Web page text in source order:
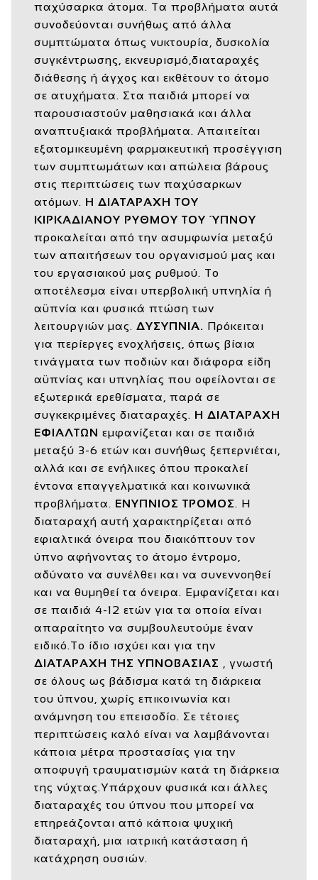
παχύσαρκα άτομα. Τα προβλήματα αυτά
συνοδεύονται συνήθως από άλλα
συμπτώματα όπως νυκτουρία, δυσκολία
συγκέντρωσης, εκνευρισμό,διαταραχές
διάθεσης ή άγχος και εκθέτουν το άτομο
σε ατυχήματα. Στα παιδιά μπορεί να
παρουσιαστούν μαθησιακά και άλλα
αναπτυξιακά προβλήματα. Απαιτείται
εξατομικευμένη φαρμακευτική προσέγγιση
των συμπτωμάτων και απώλεια βάρους
στις περιπτώσεις των παχύσαρκων
ατόμων. Η ΔΙΑΤΑΡΑΧΗ ΤΟΥ
ΚΙΡΚΑΔΙΑΝΟΥ ΡΥΘΜΟΥ ΤΟΥ ΎΠΝΟΥ
προκαλείται από την ασυμφωνία μεταξύ
των απαιτήσεων του οργανισμού μας και
του εργασιακού μας ρυθμού. Το
αποτέλεσμα είναι υπερβολική υπνηλία ή
αϋπνία και φυσικά πτώση των
λειτουργιών μας. ΔΥΣΥΠΝΙΑ. Πρόκειται
για περίεργες ενοχλήσεις, όπως βίαια
τινάγματα των ποδιών και διάφορα είδη
αϋπνίας και υπνηλίας που οφείλονται σε
εξωτερικά ερεθίσματα, παρά σε
συγκεκριμένες διαταραχές. Η ΔΙΑΤΑΡΑΧΗ
ΕΦΙΑΛΤΩΝ εμφανίζεται και σε παιδιά
μεταξύ 3-6 ετών και συνήθως ξεπερνιέται,
αλλά και σε ενήλικες όπου προκαλεί
έντονα επαγγελματικά και κοινωνικά
προβλήματα. ΕΝΥΠΝΙΟΣ ΤΡΟΜΟΣ. Η
διαταραχή αυτή χαρακτηρίζεται από
εφιαλτικά όνειρα που διακόπτουν τον
ύπνο αφήνοντας το άτομο έντρομο,
αδύνατο να συνέλθει και να συνεννοηθεί
και να θυμηθεί τα όνειρα. Εμφανίζεται και
σε παιδιά 4-12 ετών για τα οποία είναι
απαραίτητο να συμβουλευτούμε έναν
ειδικό.Το ίδιο ισχύει και για την
ΔΙΑΤΑΡΑΧΗ ΤΗΣ ΥΠΝΟΒΑΣΙΑΣ
, γνωστή
σε όλους ως βάδισμα κατά τη διάρκεια
του ύπνου, χωρίς επικοινωνία και
ανάμνηση του επεισοδίο. Σε τέτοιες
περιπτώσεις καλό είναι να λαμβάνονται
κάποια μέτρα προστασίας για την
αποφυγή τραυματισμών κατά τη διάρκεια
της νύχτας.Υπάρχουν φυσικά και άλλες
διαταραχές του ύπνου που μπορεί να
επηρεάζονται από κάποια ψυχική
διαταραχή, μια ιατρική κατάσταση ή
κατάχρηση ουσιών.